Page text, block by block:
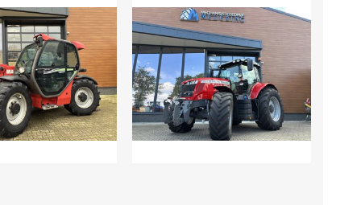
Overige Zaai-, Plant-, Poot-
machine
Kuilvoersnijder
Voermengwagen
Loofklapper
LANDBOUWTRANSPORT